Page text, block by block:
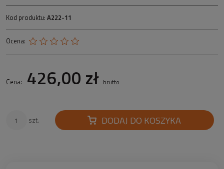
Kod produktu: A222-11
Ocena:
Cena: 426,00 zł brutto
szt. DODAJ DO KOSZYKA